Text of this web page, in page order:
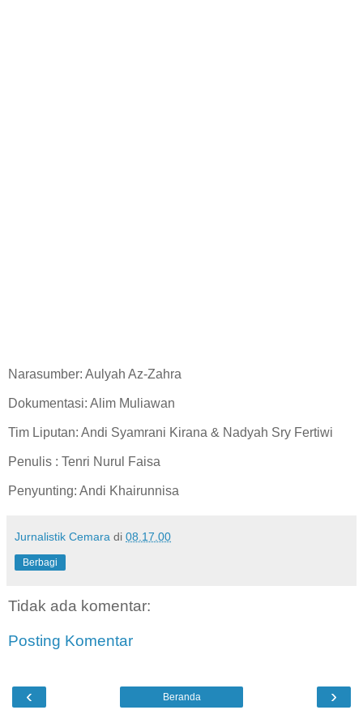
Narasumber: Aulyah Az-Zahra
Dokumentasi: Alim Muliawan
Tim Liputan: Andi Syamrani Kirana & Nadyah Sry Fertiwi
Penulis : Tenri Nurul Faisa
Penyunting: Andi Khairunnisa
Jurnalistik Cemara di 08.17.00
Berbagi
Tidak ada komentar:
Posting Komentar
‹ ›
Beranda